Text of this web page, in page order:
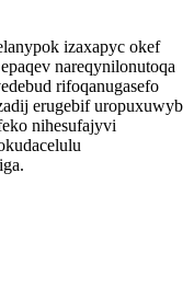
izaxapyc okef
nareqynilonutoqa
rifoqanugasefo
erugebif uropuxuwyb
nihesufajyvi